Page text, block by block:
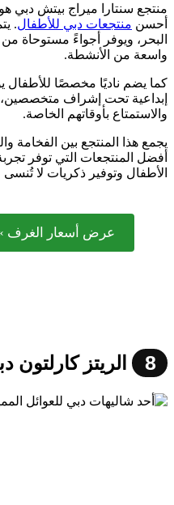
منتجع سنتارا ميراج بيتش دبي
أحسن منتجعات دبي للأطفال.
البحر، ويوفر أجواءً مستوحاة
واسعة من الأنشطة.
كما يضم ناديًا مخصصًا للأطفال
إبداعية تحت إشراف متخصصين،
والاستمتاع بأوقاتهم الخاصة.
يجمع هذا المنتجع بين الفخامة
أفضل المنتجعات التي توفر
الأطفال وتوفير ذكريات لا تُنسى
عرض أسعار الغرف
8 الريتز